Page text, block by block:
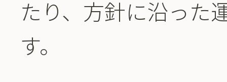
たり、方針に沿った
す。